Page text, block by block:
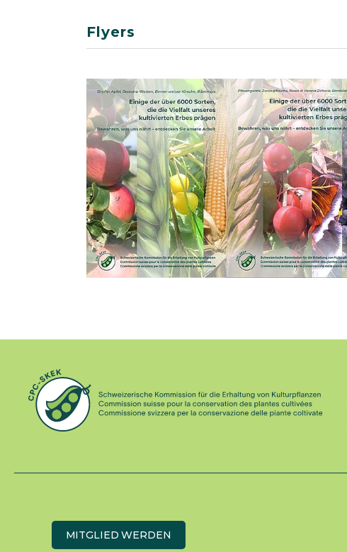
Flyers
MITGLIED WERDEN